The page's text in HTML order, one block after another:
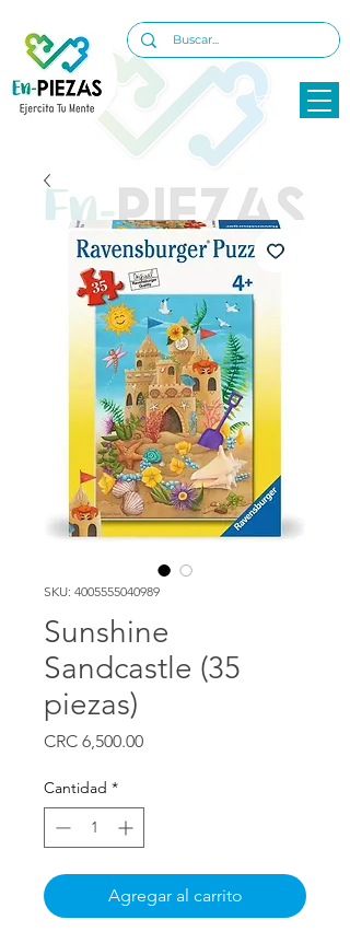
SKU: 4005555040989
Sunshine
Sandcastle (35
piezas)
CRC 6,500.00Precio
Cantidad *
Agregar al carrito